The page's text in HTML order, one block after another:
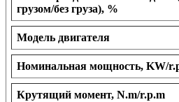
грузом/без груза), %
Модель двигателя
Номинальная мощность, KW/
Крутящий момент, N.m/r.p.m